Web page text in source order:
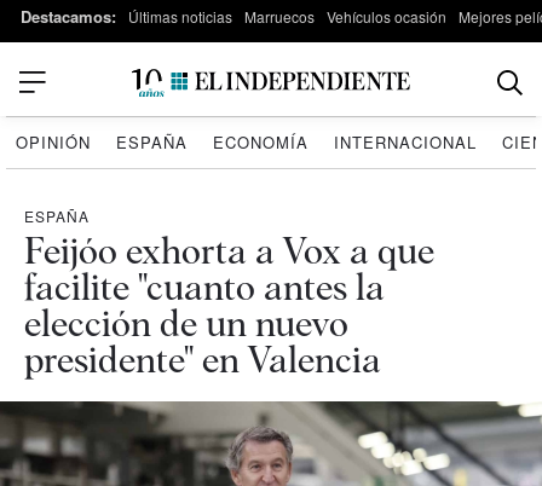
Destacamos: Últimas noticias Marruecos Vehículos ocasión Mejores
OPINIÓN ESPAÑA ECONOMÍA INTERNACIONAL
ESPAÑA
Feijóo exhorta a Vox a que
facilite "cuanto antes la
elección de un nuevo
presidente" en Valencia